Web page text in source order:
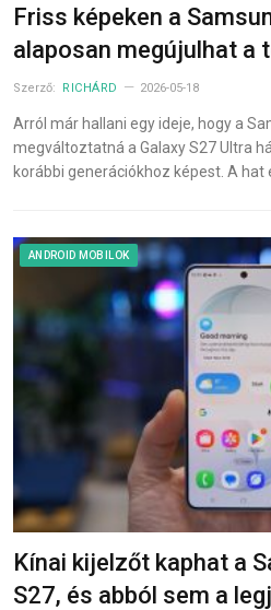
Friss képeken a
alaposan megújulhat a
Szerző: RICHÁRD 2026-05-18
Arról már hallani egy ideje, hogy a
megváltoztatná a Galaxy S27 Ultra
korábbi generációkhoz képest. A hat
ANDROID MOBILOK
Kínai kijelzőt kaphat a
S27, és abból sem a